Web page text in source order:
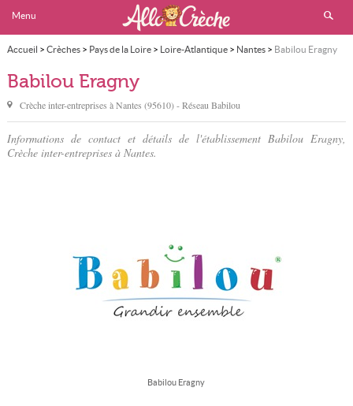
Menu
Accueil > Crèches> Pays de la Loire> Loire-Atlantique> Nantes> Babilou Eragny
Babilou Eragny
Crèche inter-entreprises àNantes (95610) - Réseau Babilou
Informations de contact et détails de l'établissement Babilou Eragny,
Crèche inter-entreprises à Nantes.
Babilou Eragny